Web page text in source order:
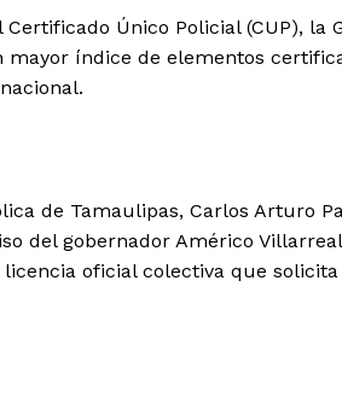
Único Policial (CUP), la
índice de elementos
de Tamaulipas, Carlos Arturo
del gobernador Américo
oficial colectiva que